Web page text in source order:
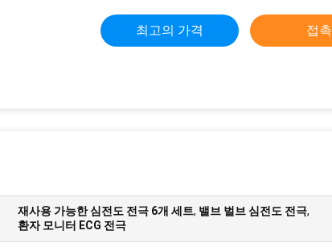
최고의 가격 접촉
재사용 가능한 심전도 전극 6개 세트, 밸브 벌브 심전도 전극,
환자 모니터 ECG 전극